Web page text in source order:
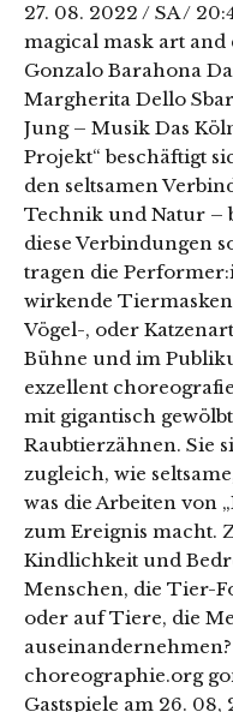
27. 08. 2022 / SA /
magical mask art
Gonzalo Barahona
Margherita Dello
Jung – Musik Das
Projekt“ beschäftigt
den seltsamen
Technik und Natur –
diese Verbindungen
tragen die
wirkende
Vögel-, oder
Bühne und im
exzellent
mit gigantisch
Raubtierzähnen. Sie
zugleich, wie
was die Arbeiten von
zum Ereignis macht.
Kindlichkeit und
Menschen, die Tier-
oder auf Tiere, die
choreographie.org
Gastspiele am 26.